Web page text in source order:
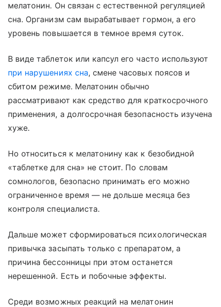
мелатонин. Он связан с естественной регуляцией
сна. Организм сам вырабатывает гормон, а его
уровень повышается в темное время суток.
В виде таблеток или капсул его часто используют
при нарушениях сна, смене часовых поясов и
сбитом режиме. Мелатонин обычно
рассматривают как средство для краткосрочного
применения, а долгосрочная безопасность изучена
хуже.
Но относиться к мелатонину как к безобидной
«таблетке для сна» не стоит. По словам
сомнологов, безопасно принимать его можно
ограниченное время — не дольше месяца без
контроля специалиста.
Дальше может сформироваться психологическая
привычка засыпать только с препаратом, а
причина бессонницы при этом останется
нерешенной. Есть и побочные эффекты.
Среди возможных реакций на мелатонин